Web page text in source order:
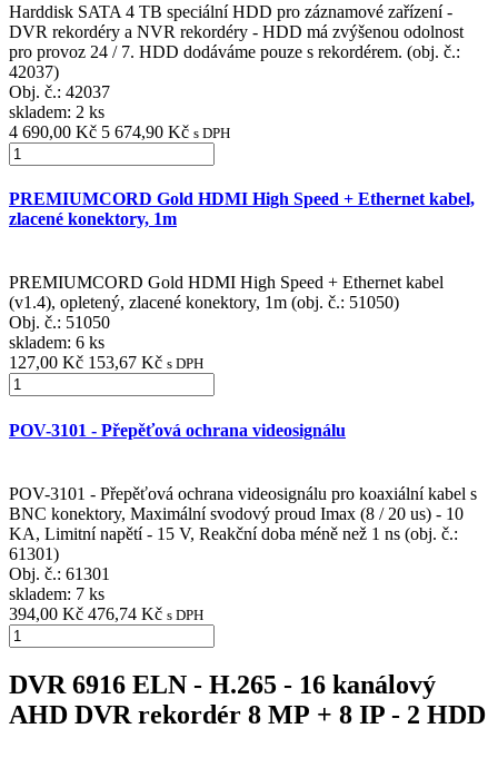
Harddisk SATA 4 TB speciální HDD pro záznamové zařízení -
DVR rekordéry a NVR rekordéry - HDD má zvýšenou odolnost
pro provoz 24 / 7. HDD dodáváme pouze s rekordérem. (obj. č.:
42037)
Obj. č.: 42037
skladem: 2 ks
4 690,00 Kč 5 674,90 Kč s DPH
PREMIUMCORD Gold HDMI High Speed + Ethernet kabel,
zlacené konektory, 1m
PREMIUMCORD Gold HDMI High Speed + Ethernet kabel
(v1.4), opletený, zlacené konektory, 1m (obj. č.: 51050)
Obj. č.: 51050
skladem: 6 ks
127,00 Kč 153,67 Kč s DPH
POV-3101 - Přepěťová ochrana videosignálu
POV-3101 - Přepěťová ochrana videosignálu pro koaxiální kabel s
BNC konektory, Maximální svodový proud Imax (8 / 20 us) - 10
KA, Limitní napětí - 15 V, Reakční doba méně než 1 ns (obj. č.:
61301)
Obj. č.: 61301
skladem: 7 ks
394,00 Kč 476,74 Kč s DPH
DVR 6916 ELN - H.265 - 16 kanálový
AHD DVR rekordér 8 MP + 8 IP - 2 HDD